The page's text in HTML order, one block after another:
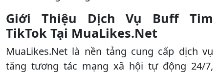
Giới Thiệu Dịch Vụ Buff Tim
TikTok Tại MuaLikes.Net
MuaLikes.Net là nền tảng cung cấp dịch vụ
tăng tương tác mạng xã hội tự động 24/7,